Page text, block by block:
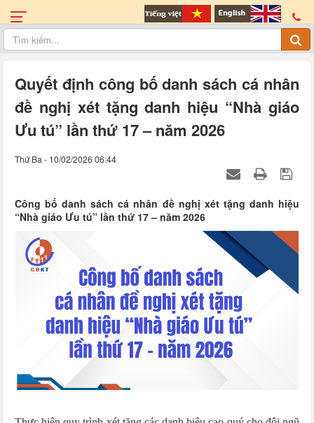
Quyết định công bố danh sách cá nhân
đề nghị xét tặng danh hiệu “Nhà giáo
Ưu tú” lần thứ 17 – năm 2026
Thứ Ba - 10/02/2026 06:44
Công bố danh sách cá nhân đề nghị xét tặng danh hiệu
“Nhà giáo Ưu tú” lần thứ 17 – năm 2026